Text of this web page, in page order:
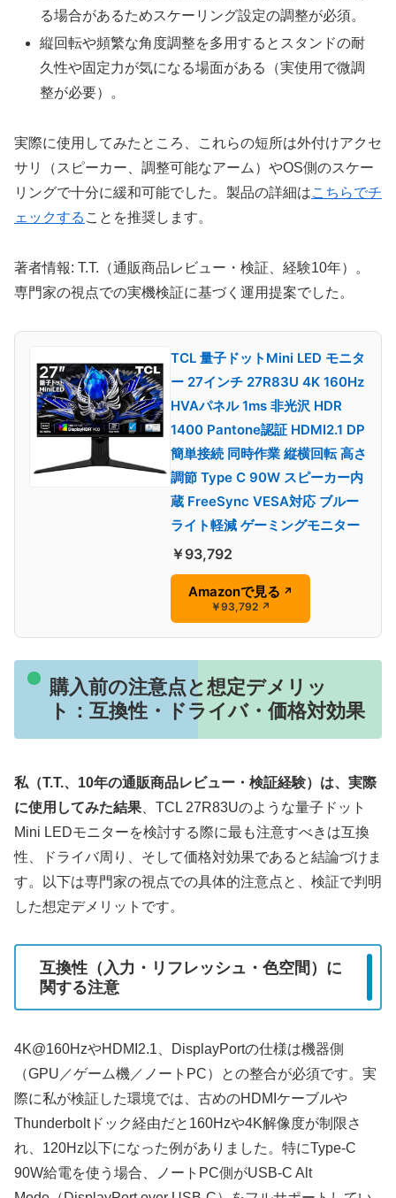
る場合があるためスケーリング設定の調整が必須。
縦回転や頻繁な角度調整を多用するとスタンドの耐
久性や固定力が気になる場面がある（実使用で微調
整が必要）。
実際に使用してみたところ、これらの短所は外付けアクセ
サリ（スピーカー、調整可能なアーム）やOS側のスケー
リングで十分に緩和可能でした。製品の詳細はこちらでチ
ェックする ことを推奨します。
著者情報: T.T.（通販商品レビュー・検証、経験10年）。
専門家の視点での実機検証に基づく運用提案でした。
TCL 量子ドットMini LED モニタ
ー 27インチ 27R83U 4K 160Hz
HVAパネル 1ms 非光沢 HDR
1400 Pantone認証 HDMI2.1 DP
簡単接続 同時作業 縦横回転 高さ
調節 Type C 90W スピーカー内
蔵 FreeSync VESA対応 ブルー
ライト軽減 ゲーミングモニター
￥93,792
Amazonで見る ↗
￥93,792 ↗
購入前の注意点と想定デメリッ
ト：互換性・ドライバ・価格対効果
私（T.T.、10年の通販商品レビュー・検証経験）は、実際
に使用してみた結果 、TCL 27R83Uのような量子ドット
Mini LEDモニターを検討する際に最も注意すべきは互換
性、ドライバ周り、そして価格対効果であると結論づけま
す。以下は専門家の視点での具体的注意点と、検証で判明
した想定デメリットです。
互換性（入力・リフレッシュ・色空間）に
関する注意
4K@160HzやHDMI2.1、DisplayPortの仕様は機器側
（GPU／ゲーム機／ノートPC）との整合が必須です。実
際に私が検証した環境では、古めのHDMIケーブルや
Thunderboltドック経由だと160Hzや4K解像度が制限さ
れ、120Hz以下になった例がありました。特にType-C
90W給電を使う場合、ノートPC側がUSB-C Alt